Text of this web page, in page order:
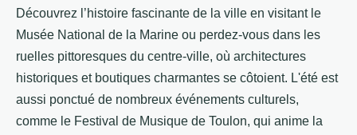
Découvrez l’histoire fascinante de la ville en visitant le
Musée National de la Marine ou perdez-vous dans les
ruelles pittoresques du centre-ville, où architectures
historiques et boutiques charmantes se côtoient. L'été est
aussi ponctué de nombreux événements culturels,
comme le Festival de Musique de Toulon, qui anime la